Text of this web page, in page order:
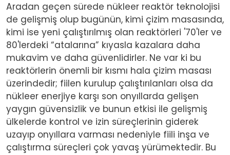
Aradan geçen sürede nükleer reaktör teknolojisi
de gelişmiş olup bugünün, kimi çizim masasında,
kimi ise yeni çalıştırılmış olan reaktörleri '70'ler ve
80'lerdeki “atalarına” kıyasla kazalara daha
mukavim ve daha güvenlidirler. Ne var ki bu
reaktörlerin önemli bir kısmı hala çizim masası
üzerindedir; fiilen kurulup çalıştırılanları olsa da
nükleer enerjiye karşı son onyıllarda gelişen
yaygın güvensizlik ve bunun etkisi ile gelişmiş
ülkelerde kontrol ve izin süreçlerinin giderek
uzayıp onyıllara varması nedeniyle fiili inşa ve
çalıştırma süreçleri çok yavaş yürümektedir. Bu